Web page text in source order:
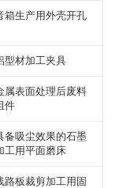
箱生产用外壳开孔
型材加工夹具
属表面处理后废料
件
备吸尘效果的石墨
工用平面磨床
路板裁剪加工用固